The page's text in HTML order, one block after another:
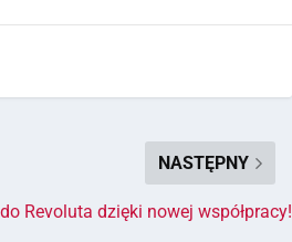
NASTĘPNY
Revoluta dzięki nowej współpracy!